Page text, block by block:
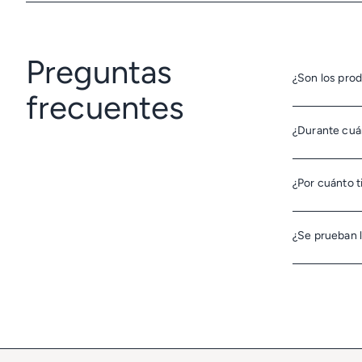
Preguntas
frecuentes
¿Son los
Nuestros
¿Durante
El Periodo
cuales el
¿Por cuánto
Nuestras
¿Se prueban